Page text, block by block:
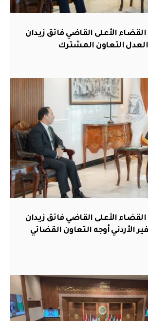
الأعلى القاضي فائق زيدان
التعاون المشترك
الأعلى القاضي فائق زيدان
الأردني أوجه التعاون القضائي